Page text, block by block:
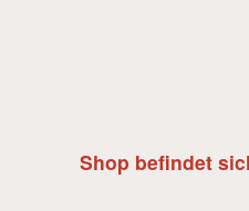
Shop befindet